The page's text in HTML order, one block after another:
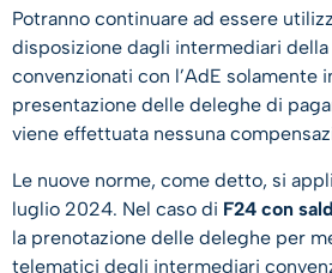
Potranno continuare ad essere
disposizione dagli intermediari
convenzionati con l’AdE solamente
presentazione delle deleghe di
viene effettuata nessuna
Le nuove norme, come detto, si
luglio 2024. Nel caso di F24 con
la prenotazione delle deleghe per
telematici degli intermediari